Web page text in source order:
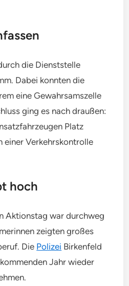
die Dienststelle
Dabei konnten die
eine Gewahrsamszelle
ging es nach draußen:
Platz
einer Verkehrskontrolle
hoch
Aktionstag war durchweg
zeigten großes
Die Polizei Birkenfeld
Jahr wieder